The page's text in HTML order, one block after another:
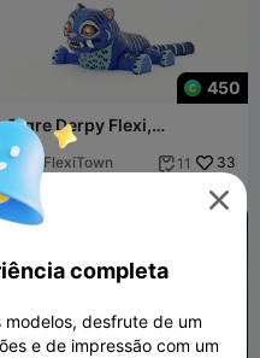
450
Tigre Derpy Flexi,
Caçadores de Demônios K-
POP FlexiTown  11 33

completa
desfrute de um
e de impressão com um